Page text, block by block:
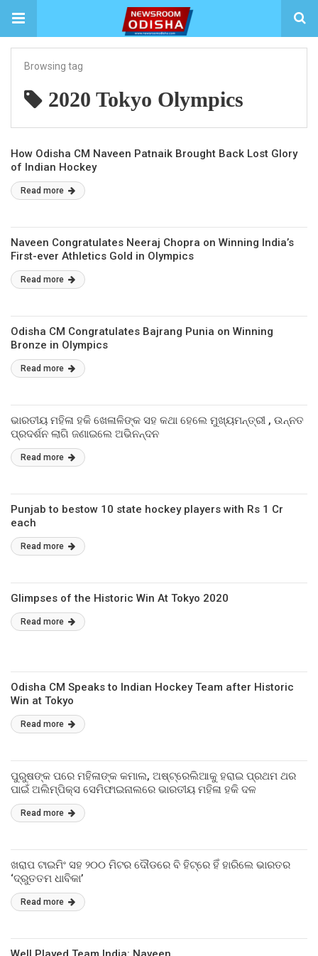
Browsing tag
2020 Tokyo Olympics
How Odisha CM Naveen Patnaik Brought Back Lost Glory
of Indian Hockey
Read more
Naveen Congratulates Neeraj Chopra on Winning India’s
First-ever Athletics Gold in Olympics
Read more
Odisha CM Congratulates Bajrang Punia on Winning
Bronze in Olympics
Read more
ଭାରତୀୟ ମହିଳା ହକି ଖେଳାଳିଙ୍କ ସହ କଥା ହେଲେ ମୁଖ୍ୟମନ୍ତ୍ରୀ , ଉନ୍ନତ
ପ୍ରଦର୍ଶନ ଲାଗି ଜଣାଇଲେ ଅଭିନନ୍ଦନ
Read more
Punjab to bestow 10 state hockey players with Rs 1 Cr
each
Read more
Glimpses of the Historic Win At Tokyo 2020
Read more
Odisha CM Speaks to Indian Hockey Team after Historic
Win at Tokyo
Read more
ପୁରୁଷଙ୍କ ପରେ ମହିଳାଙ୍କ କମାଲ, ଅଷ୍ଟ୍ରେଲିଆକୁ ହରାଇ ପ୍ରଥମ ଥର
ପାଇଁ ଅଲିମ୍ପିକ୍ସ ସେମିଫାଇନାଲରେ ଭାରତୀୟ ମହିଳା ହକି ଦଳ
Read more
ଖରାପ ଟାଇମିଂ ସହ ୨୦୦ ମିଟର ଦୌଡରେ ବି ହିଟ୍‌ରେ ହିଁ ହାରିଲେ ଭାରତର
‘ଦ୍ରୁତତମ ଧାବିକା’
Read more